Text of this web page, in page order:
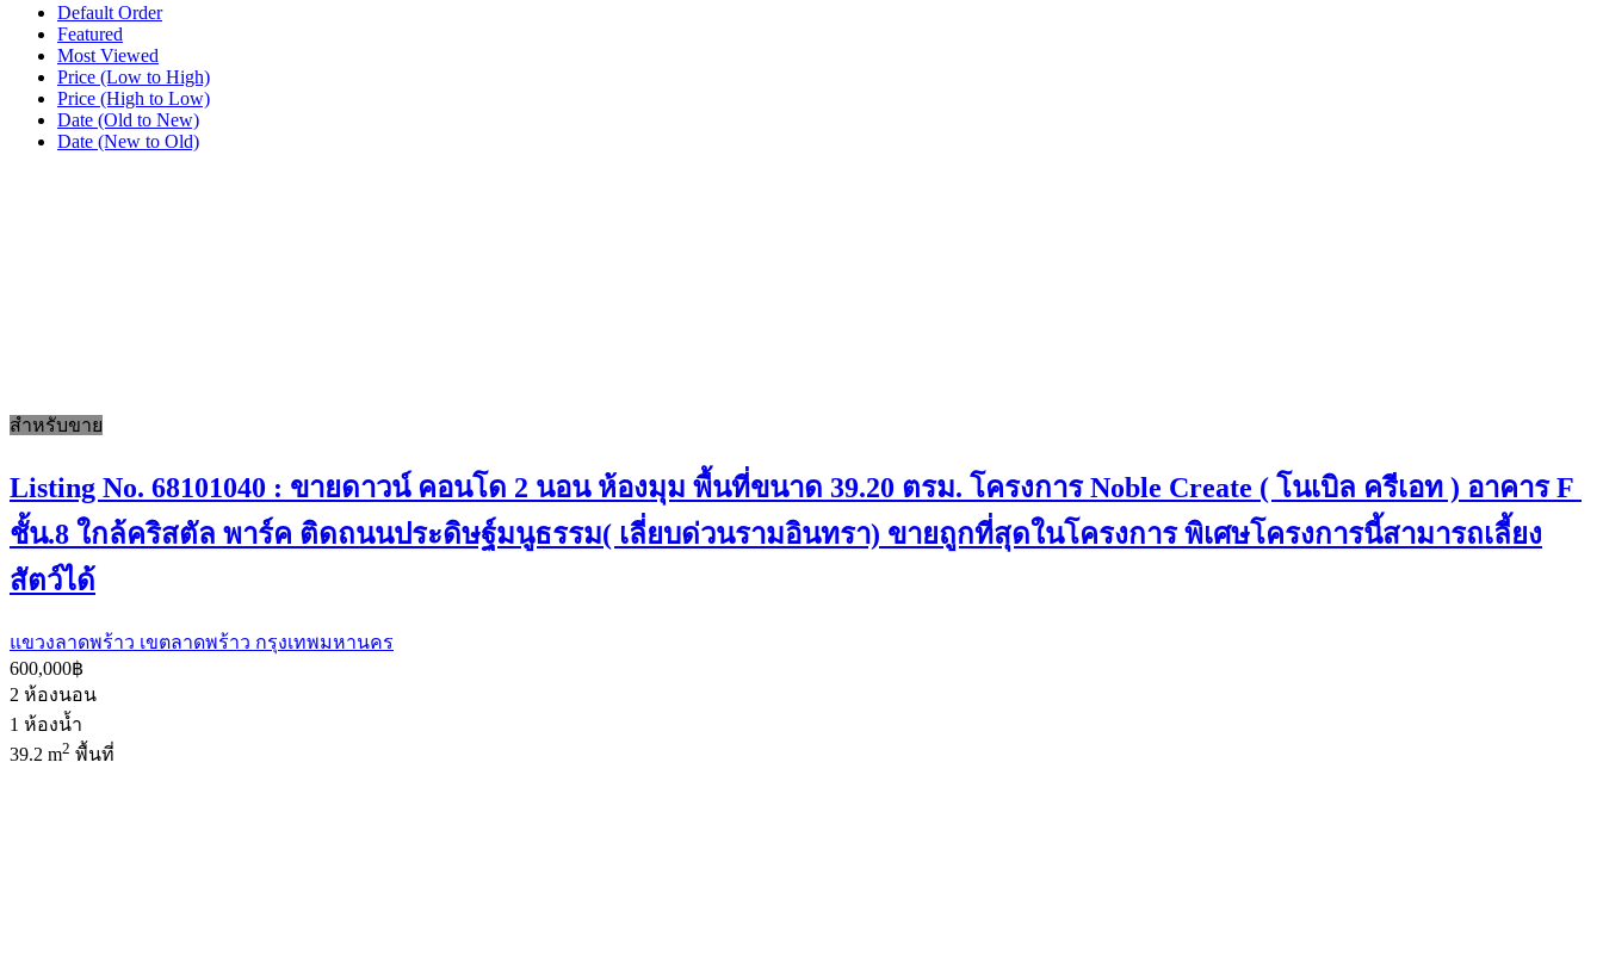
Default Order
Featured
Most Viewed
Price (Low to High)
Price (High to Low)
Date (Old to New)
Date (New to Old)
สำหรับขาย
Listing No. 68101040 : ขายดาวน์ คอนโด 2 นอน ห้องมุม พื้นที่ขนาด 39.20 ตรม. โครงการ Noble Create ( โนเบิล ครีเอท ) อาคาร F
ชั้น.8 ใกล้คริสตัล พาร์ค ติดถนนประดิษฐ์มนูธรรม( เลี่ยบด่วนรามอินทรา) ขายถูกที่สุดในโครงการ พิเศษโครงการนี้สามารถเลี้ยง
สัตว์ได้
แขวงลาดพร้าว เขตลาดพร้าว กรุงเทพมหานคร
600,000฿
2 ห้องนอน
1 ห้องน้ำ
39.2 m2 พื้นที่